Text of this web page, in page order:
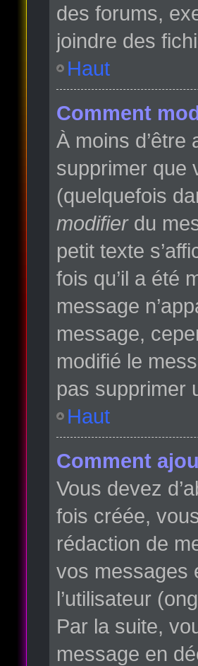
des forums,
joindre des
Haut
Comment
À moins
supprimer que
(quelquefois
modifierdu
petit texte
fois qu’il a été
message
message,
modifié le
pas supprimer
Haut
Comment
Vous devez
fois créée,
rédaction de
vos messages
l’utilisateur
Par la suite,
message en